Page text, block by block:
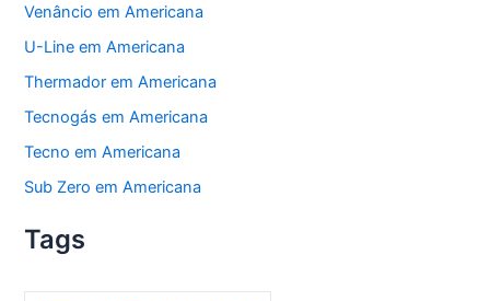
Venâncio em Americana
U-Line em Americana
Thermador em Americana
Tecnogás em Americana
Tecno em Americana
Sub Zero em Americana
Tags